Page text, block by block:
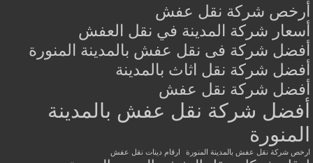
أرخص شركة نقل عفش
أسعار شركة المدينة في نقل العفش
أفضل شركة فى نقل عفش بالمدينة المنورة
أفضل شركة نقل اثاث بالمدينة
أفضل شركة نقل عفش
أفضل شركة نقل عفش بالمدينة
المنورة
ارخص شركة نقل عفش بالمدينة المنورة ارقام دينات نقل عفش